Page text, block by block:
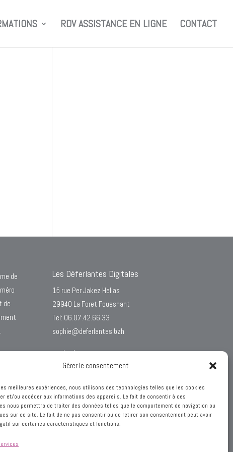
Gérer le consentement
meilleures expériences, nous utilisons des technologies telles que les cookies
et/ou accéder aux informations des appareils. Le fait de consentir à ces
nous permettra de traiter des données telles que le comportement de navigation ou
sur ce site. Le fait de ne pas consentir ou de retirer son consentement peut avoir
sur certaines caractéristiques et fonctions.
RDV ASSISTANCE EN LIGNE CONTACT
de
de
Les Déferlantes Digitales
15 rue Per Jakez Helias
29940 La Foret Fouesnant
Tel: 06.07.42.66.33
sophie@deferlantes.bzh
contact